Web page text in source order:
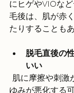
にヒゲやVIOな
毛後は、肌が赤
たりすることも
脱毛直後の
いい
ゆみが悪化する